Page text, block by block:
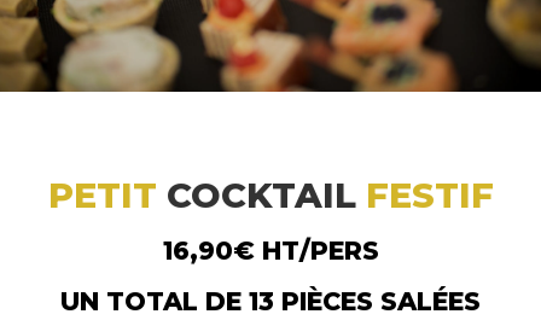
PETIT COCKTAIL FESTIF
16,90€ HT/PERS
UN TOTAL DE 13 PIÈCES SALÉES